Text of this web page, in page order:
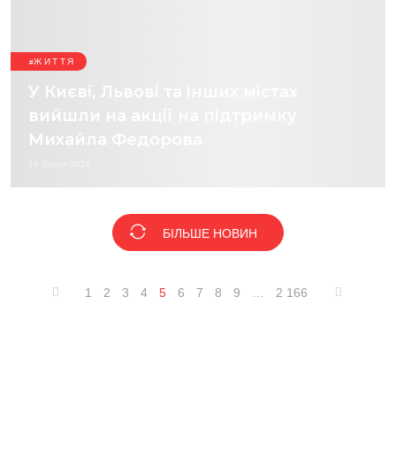
ЖИТТЯ
У Києві, Львові та інших містах
вийшли на акції на підтримку
Михайла Федорова
БІЛЬШЕ НОВИН
1 2 3 4 5 6 7 8 9 2 166